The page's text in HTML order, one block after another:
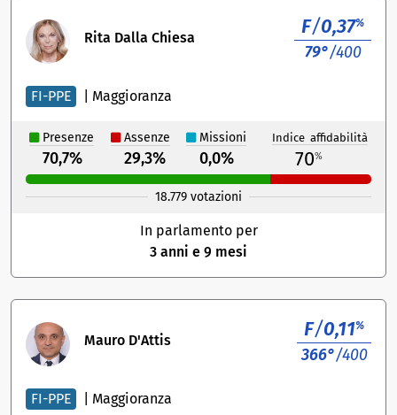
Rita Dalla Chiesa F/0,37%
79°/400
FI-PPE Maggioranza
Presenze Assenze Missioni Indice affidabilità
70,7% 29,3% 0,0% 70%
18.779 votazioni
In parlamento per
3 anni e 9 mesi
Mauro D'Attis F/0,11%
366°/400
FI-PPE Maggioranza